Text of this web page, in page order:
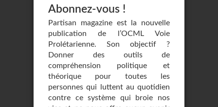
Abonnez-vous !
Partisan magazine est la nouvelle
publication de l’OCML Voie
Prolétarienne. Son objectif ?
Donner des outils de
compréhension politique et
théorique pour toutes les
personnes qui luttent au quotidien
contre ce système qui broie nos